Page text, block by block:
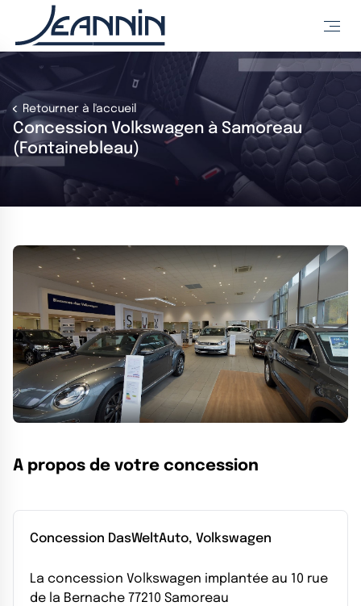
Retourner à l'accueil
Concession Volkswagen à Samoreau
(Fontainebleau)
A propos de votre concession
Concession DasWeltAuto, Volkswagen
La concession Volkswagen implantée au 10 rue
de la Bernache 77210 Samoreau